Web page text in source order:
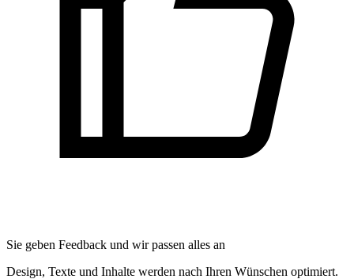
Sie geben Feedback und wir passen alles an
Design, Texte und Inhalte werden nach Ihren Wünschen optimiert.